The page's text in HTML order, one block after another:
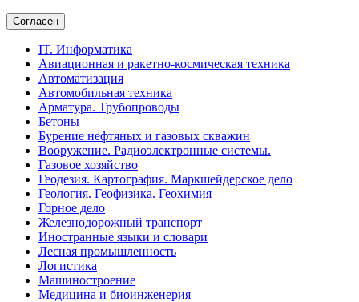
Согласен
IT. Информатика
Авиационная и ракетно-космическая техника
Автоматизация
Автомобильная техника
Арматура. Трубопроводы
Бетоны
Бурение нефтяных и газовых скважин
Вооружение. Радиоэлектронные системы.
Газовое хозяйство
Геодезия. Картография. Маркшейдерское дело
Геология. Геофизика. Геохимия
Горное дело
Железнодорожный транспорт
Иностранные языки и словари
Лесная промышленность
Логистика
Машиностроение
Медицина и биоинженерия